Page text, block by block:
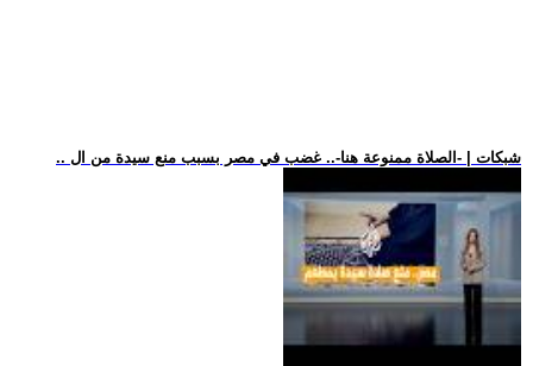
.. شبكات | -الصلاة ممنوعة هنا-.. غضب في مصر بسبب منع سيدة من ال